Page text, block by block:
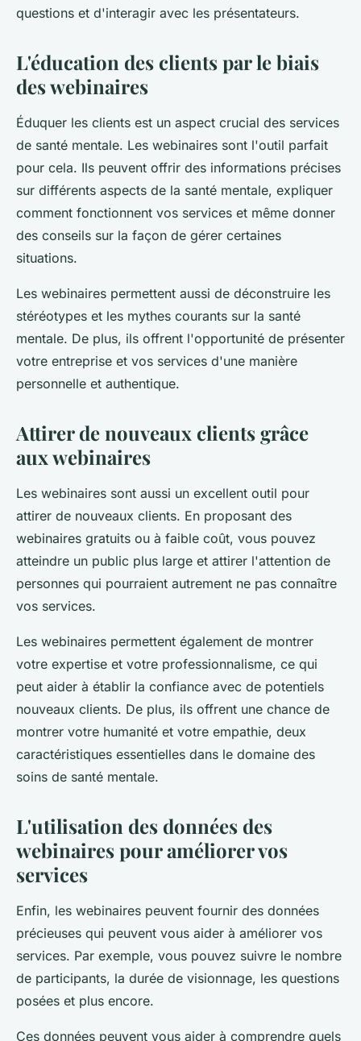
questions et d'interagir avec les présentateurs.
L'éducation des clients par le biais
des webinaires
Éduquer les clients est un aspect crucial des services
de santé mentale. Les webinaires sont l'outil parfait
pour cela. Ils peuvent offrir des informations précises
sur différents aspects de la santé mentale, expliquer
comment fonctionnent vos services et même donner
des conseils sur la façon de gérer certaines
situations.
Les webinaires permettent aussi de déconstruire les
stéréotypes et les mythes courants sur la santé
mentale. De plus, ils offrent l'opportunité de présenter
votre entreprise et vos services d'une manière
personnelle et authentique.
Attirer de nouveaux clients grâce
aux webinaires
Les webinaires sont aussi un excellent outil pour
attirer de nouveaux clients. En proposant des
webinaires gratuits ou à faible coût, vous pouvez
atteindre un public plus large et attirer l'attention de
personnes qui pourraient autrement ne pas connaître
vos services.
Les webinaires permettent également de montrer
votre expertise et votre professionnalisme, ce qui
peut aider à établir la confiance avec de potentiels
nouveaux clients. De plus, ils offrent une chance de
montrer votre humanité et votre empathie, deux
caractéristiques essentielles dans le domaine des
soins de santé mentale.
L'utilisation des données des
webinaires pour améliorer vos
services
Enfin, les webinaires peuvent fournir des données
précieuses qui peuvent vous aider à améliorer vos
services. Par exemple, vous pouvez suivre le nombre
de participants, la durée de visionnage, les questions
posées et plus encore.
Ces données peuvent vous aider à comprendre quels